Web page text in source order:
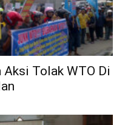
Aksi Tolak WTO Di